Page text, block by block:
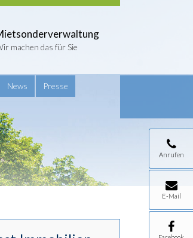
machen das für Sie
News Presse
Anrufen
E-Mail